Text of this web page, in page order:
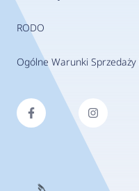
RODO
Ogólne Warunki Sprzedaży